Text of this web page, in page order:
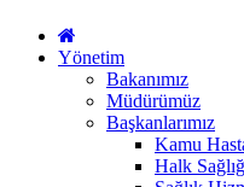
Yönetim
Bakanımız
Müdürümüz
Başkanlarımız
Kamu
Halk